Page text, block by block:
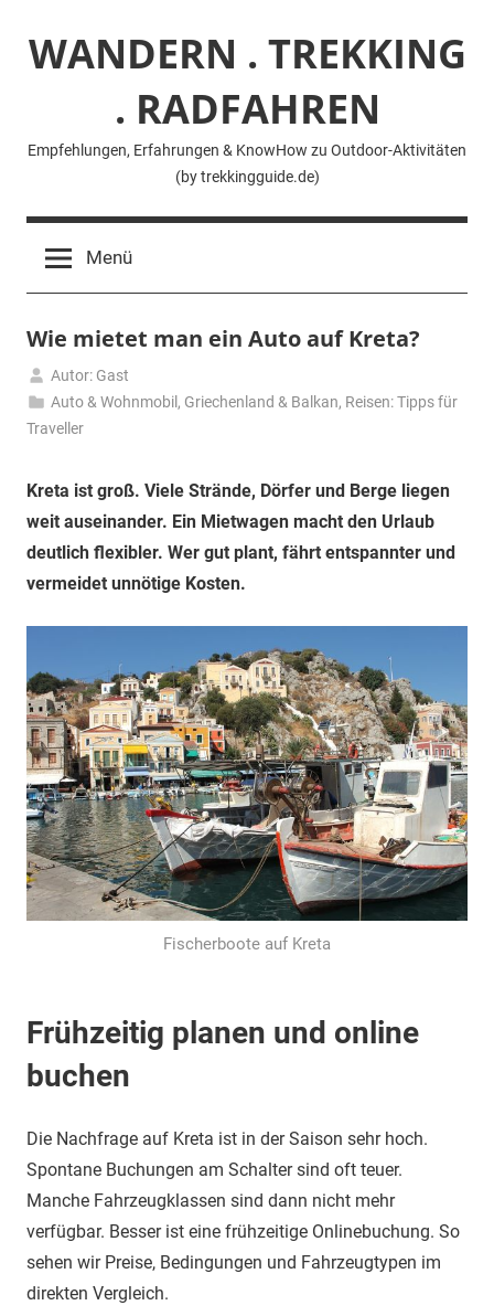
Inhalt
springenWANDERN . TREKKING
. RADFAHREN
Empfehlungen, Erfahrungen & KnowHow zu Outdoor-Aktivitäten
(by trekkingguide.de)
Menü
Wie mietet man ein Auto auf Kreta?
15.
Mai
Autor: Gast
Auto & Wohnmobil , Griechenland & Balkan, Reisen: Tipps für
Traveller
Kreta ist groß. Viele Strände, Dörfer und Berge liegen
weit auseinander. Ein Mietwagen macht den Urlaub
deutlich flexibler. Wer gut plant, fährt entspannter und
vermeidet unnötige Kosten.
Fischerboote auf Kreta
Frühzeitig planen und online
buchen
Die Nachfrage auf Kreta ist in der Saison sehr hoch.
Spontane Buchungen am Schalter sind oft teuer.
Manche Fahrzeugklassen sind dann nicht mehr
verfügbar. Besser ist eine frühzeitige Onlinebuchung. So
sehen wir Preise, Bedingungen und Fahrzeugtypen im
direkten Vergleich.